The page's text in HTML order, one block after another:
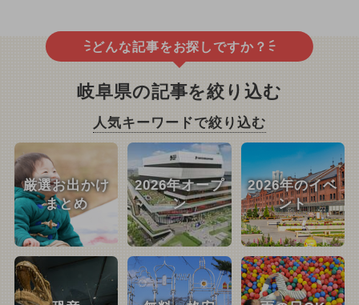
どんな記事をお探しですか？
岐阜県の記事を絞り込む
人気キーワードで絞り込む
厳選お出かけ
まとめ
2026年オープ
ン
2026年のイベ
ント